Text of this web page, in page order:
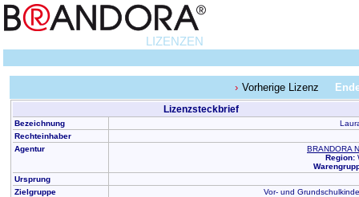
LIZENZEN
Vorherige Lizenz
Lizenzsteckbrief
Bezeichnung
Rechteinhaber
Agentur
BRANDORA
Region:
Ursprung
Zielgruppe
Vor- und